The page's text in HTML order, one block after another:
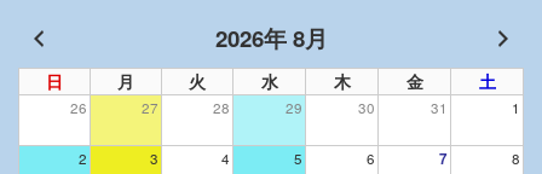
2026年 8月
日 月 火 水 木 金 土
26 27 28 29 30 31 1
2 3 4 5 6 7 8